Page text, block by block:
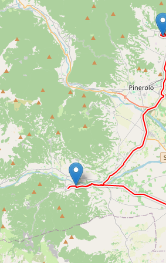
precedentemente vi era la cappella